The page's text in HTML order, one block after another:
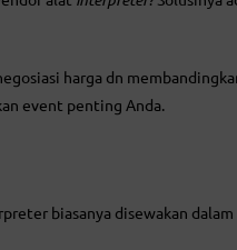
harga dn
event penting Anda.
biasanya disewakan